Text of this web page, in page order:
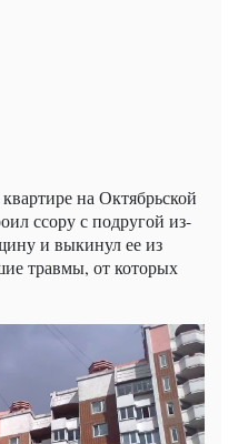
на Октябрьской
ссору с подругой из-
и выкинул ее из
травмы, от которых